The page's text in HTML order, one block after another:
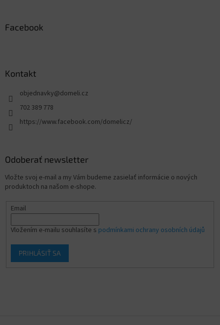
Facebook
Kontakt
objednavky@domeli.cz
702 389 778
https://www.facebook.com/domelicz/
Odoberať newsletter
Vložte svoj e-mail a my Vám budeme zasielať informácie o nových
produktoch na našom e-shope.
Email
Vložením e-mailu souhlasíte s podmínkami ochrany osobních údajů
PRIHLÁSIŤ SA